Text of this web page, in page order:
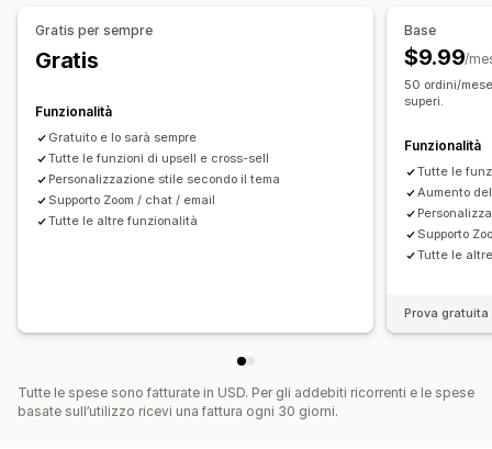
Multilingua
Regole personalizzate
Omaggi Spedizione gratuita
Componenti aggiuntivi del prodotto
Prodotti consigliati
Spesso acquistati insieme Pacchetti
Scaglioni di quantità
Sconti sui volumi
Raccomandazioni tramite IA
Elaborazione prioritaria
Prodotti correlati
Pacchetti personalizzati
Prezzi impostabili
Prezzi fissi
Scaglioni di quantità
Sconti forfettari Sconti sul carrello
Paga uno, prendi due Prezzi dinamici Prezzi personalizzati
Gratis per sempre
Gratis
Funzionalità
Gratuito e lo sarà sempre
Tutte le funzioni di upsell e cross-sell
Personalizzazione stile secondo il tema
Supporto Zoom / chat / email
Tutte le altre funzionalità
Base
$9.99/
50 ordini/
superi.
Funzionalità
Tutte le
Aumento
Supporto
Tutte le
Prova
Tutte le spese sono fatturate in USD. Per gli addebiti ricorrenti e le spese
basate sull’utilizzo ricevi una fattura ogni 30 giorni.